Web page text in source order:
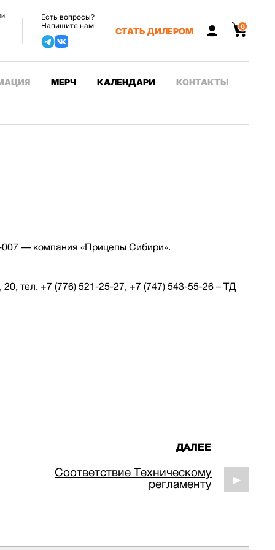
Есть вопросы?
Напишите нам
СТАТЬ ДИЛЕРОМ 0
МЕРЧ КАЛЕНДАРИ КОНТАКТЫ
007 — компания «Прицепы Сибири».
20, тел. +7 (776) 521-25-27, +7 (747) 543-55-26 – ТД
ДАЛЕЕ
Соответствие Техническому
регламенту
▶